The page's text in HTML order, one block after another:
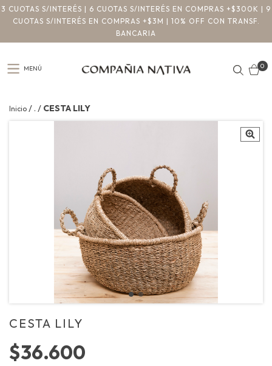
3 CUOTAS S/INTERÉS | 6 CUOTAS S/INTERÉS EN COMPRAS +$300K | 9
CUOTAS S/INTERÉS EN COMPRAS +$3M | 10% OFF CON TRANSF.
BANCARIA
MENÚ 0
Inicio / . / CESTA LILY
CESTA LILY
$36.600